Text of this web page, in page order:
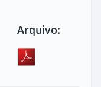
Arquivo: